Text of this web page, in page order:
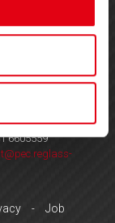
(BO) - Italy
6605559
-
Job